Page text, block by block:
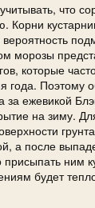
что
Корни
морозы
которые
года. Поэтому
за ежевикой
на зиму.
а после
ним
будет